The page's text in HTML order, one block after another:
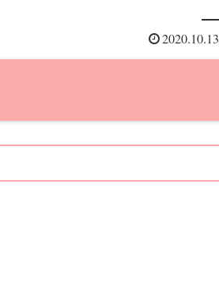
2020.10.13